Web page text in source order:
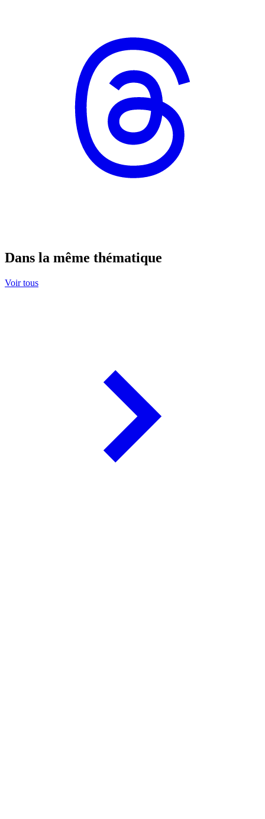
Dans la même thématique
Voir tous